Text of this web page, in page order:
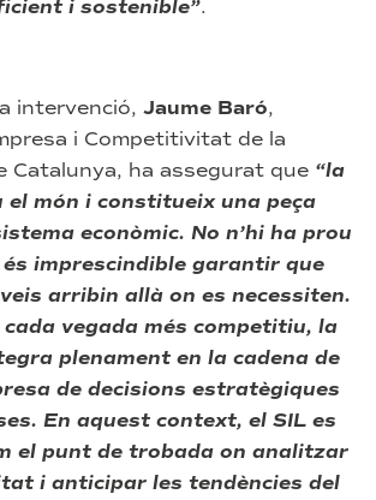
i sostenible”.
intervenció, Jaume Baró,
i Competitivitat de la
Catalunya, ha assegurat que “la
el món i constitueix una peça
econòmic. No n’hi ha prou
imprescindible garantir que
arribin allà on es necessiten.
vegada més competitiu, la
plenament en la cadena de
de decisions estratègiques
En aquest context, el SIL es
el punt de trobada on analitzar
i anticipar les tendències del